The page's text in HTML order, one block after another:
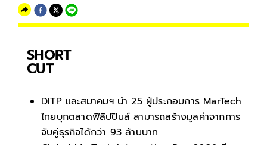
SHORT
CUT
DITP และสมาคมฯ นำ 25 ผู้ประกอบการ MarTech
ไทยบุกตลาดฟิลิปปินส์ สามารถสร้างมูลค่าจากการ
จับคู่ธุรกิจได้กว่า 93 ล้านบาท